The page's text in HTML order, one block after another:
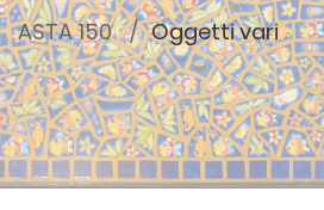
ASTA 150 Oggetti vari